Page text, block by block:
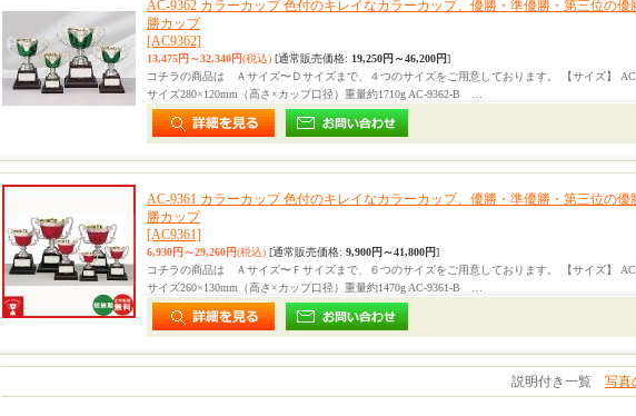
AC-9362 カラーカップ 色付のキレイなカラーカップ、優勝・準優勝・第三位の優
勝カップ
[AC9362]
13,475円～32,340円(税込) [通常販売価格: 19,250円～46,200円]
コチラの商品は Ａサイズ〜Ｄサイズまで、４つのサイズをご用意しております。 【サイズ】
サイズ280×120mm（高さ×カップ口径）重量約1710g AC-9362-B …
AC-9361 カラーカップ 色付のキレイなカラーカップ、優勝・準優勝・第三位の優
勝カップ
[AC9361]
6,930円～29,260円(税込) [通常販売価格: 9,900円～41,800円]
コチラの商品は Ａサイズ〜Ｆサイズまで、６つのサイズをご用意しております。 【サイズ】
サイズ260×130mm（高さ×カップ口径）重量約1470g AC-9361-B …
説明付き一覧 写真